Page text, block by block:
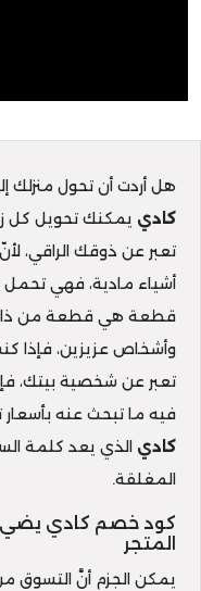
هل أردت أن تحول منزلك
كادي يمكنك تحويل كل
تعبر عن ذوقك الراقي،
أشياء مادية، فهي
قطعة هي قطعة من
وأشخاص عزيزين، فإذا
تعبر عن شخصية بيتك،
فيه ما تبحث عنه
كادي الذي يعد كلمة
المغلقة.
كود خصم كادي يضيء
المتجر
يمكن الجزم أنَّ التسوق